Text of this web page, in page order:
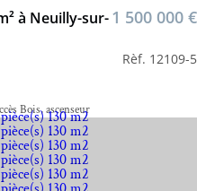
à Neuilly-sur-1 500 000 €
Rèf. 12109-5
Bois, ascenseur